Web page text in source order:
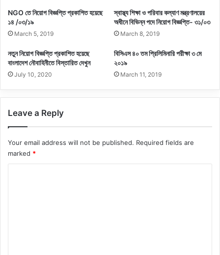
NGO তে নিয়োগ বিজ্ঞপ্তি প্রকাশিত হয়েছে
১৪ /০৩/১৯
March 5, 2019
স্বাস্থ্য শিক্ষা ও পরিবার কল্যাণ মন্ত্রণালয়ের
অধীনে বিভিন্ন পদে নিয়োগ বিজ্ঞপ্তি- ৩১/০৩
March 8, 2019
নতুন নিয়োগ বিজ্ঞপ্তি প্রকাশিত হয়েছে
বাংলাদেশ নৌবাহিনীতে বিস্তারিত দেখুন
July 10, 2020
বিসিএস ৪০ তম প্রিলিমিনারি পরীক্ষা ৩ মে
২০১৯
March 11, 2019
Leave a Reply
Your email address will not be published. Required fields are
marked *